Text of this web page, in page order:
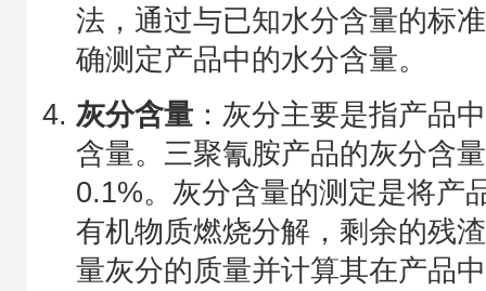
法，通过与已知水分含量的标
确测定产品中的水分含量。
灰分含量 ：灰分主要是指产品
含量。三聚氰胺产品的灰分含
0.1%。灰分含量的测定是将产
有机物质燃烧分解，剩余的残
量灰分的质量并计算其在产品